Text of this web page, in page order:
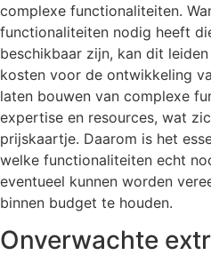
complexe functionaliteiten.
functionaliteiten nodig heeft
beschikbaar zijn, kan dit
kosten voor de ontwikkeling
laten bouwen van complexe
expertise en resources, wat
prijskaartje. Daarom is het
welke functionaliteiten echt
eventueel kunnen worden
binnen budget te houden.
Onverwachte